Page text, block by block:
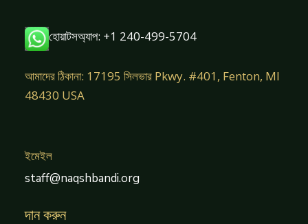
হোয়াটসঅ্যাপ: +1 240-499-5704
আমাদের ঠিকানা: 17195 সিলভার Pkwy. #401, Fenton, MI
48430 USA
ইমেইল
staff@naqshbandi.org
দান করুন